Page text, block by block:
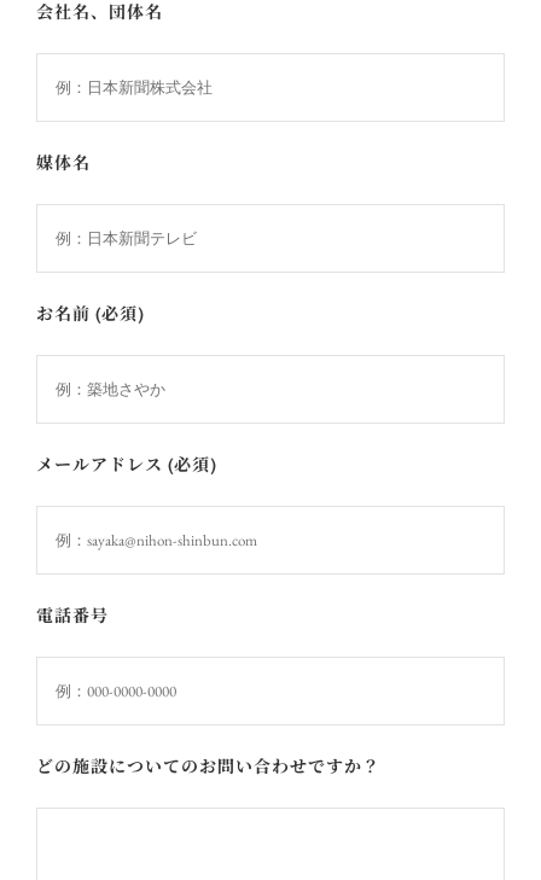
会社名、団体名
媒体名
お名前 (必須)
メールアドレス (必須)
電話番号
どの施設についてのお問い合わせですか？